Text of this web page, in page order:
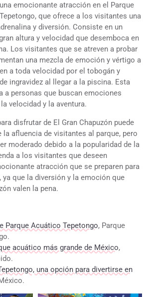
emocionante atracción en el Parque
que ofrece a los visitantes una
y diversión. Consiste en un
altura y velocidad que desemboca en
Los visitantes que se atreven a probar
una mezcla de emoción y vértigo a
a toda velocidad por el tobogán y
ingravidez al llegar a la piscina. Esta
a personas que buscan emociones
velocidad y la aventura.
disfrutar de El Gran Chapuzón puede
la afluencia de visitantes al parque, pero
moderado debido a la popularidad de la
a los visitantes que deseen
atracción que se preparen para
ya que la diversión y la emoción que
valen la pena.
Parque Acuático Tepetongo, Parque
acuático más grande de México,
una opción para divertirse en